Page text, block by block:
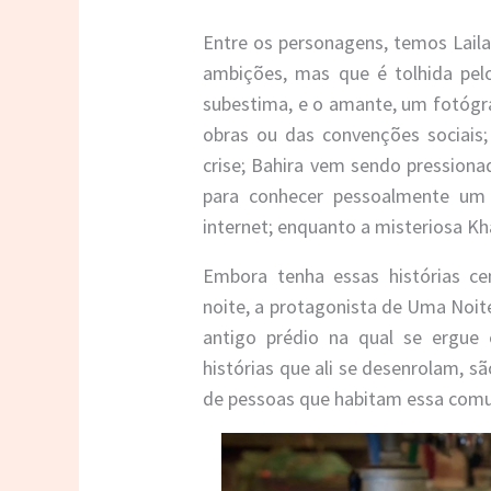
Entre os personagens, temos
ambições, mas que é tolhida
subestima, e o amante, um
obras ou das convenções
crise; Bahira vem sendo
para conhecer pessoalmente
internet; enquanto a misteriosa
Embora tenha essas histórias
noite, a protagonista de Uma
antigo prédio na qual se ergue
histórias que ali se desenrolam,
de pessoas que habitam essa